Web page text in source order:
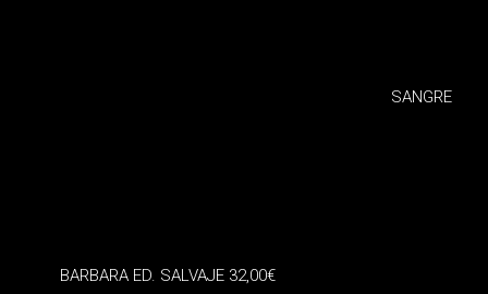
SANGRE
BARBARA ED. SALVAJE 32,00€